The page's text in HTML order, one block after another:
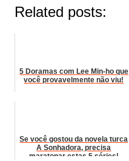
Related posts:
5 Doramas com Lee Min-ho que
você provavelmente não viu!
Se você gostou da novela turca
A Sonhadora, precisa
maratonar estas 5 séries!